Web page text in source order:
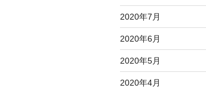
2020年7月
2020年6月
2020年5月
2020年4月